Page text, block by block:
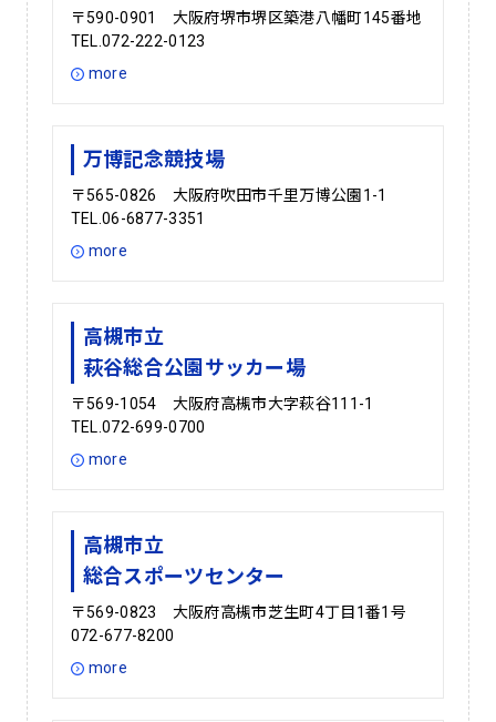
〒590-0901 大阪府堺市堺区築港八幡町145番地
TEL.072-222-0123
more
万博記念競技場
〒565-0826 大阪府吹田市千里万博公園1-1
TEL.06-6877-3351
more
高槻市立
萩谷総合公園サッカー場
〒569-1054 大阪府高槻市大字萩谷111-1
TEL.072-699-0700
more
高槻市立
総合スポーツセンター
〒569-0823 大阪府高槻市芝生町4丁目1番1号
072-677-8200
more